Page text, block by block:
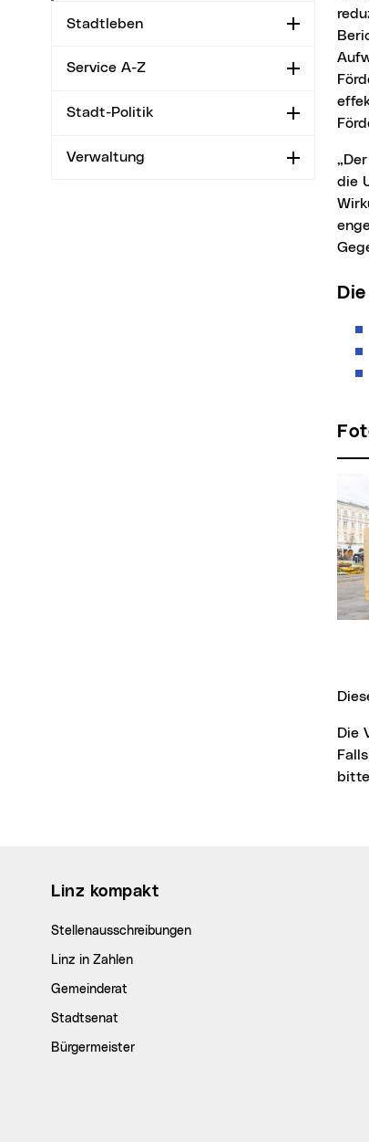
Stadtleben Aufklappen
Service A-Z Aufklappen
Stadt-Politik Aufklappen
Verwaltung Aufklappen
„Der Klimafonds wird zielgerichteter, innovativer und unterstützt in Zukunft noch stärker
die
Die Veröffentlichung der Bilder ist für Medien honorarfrei, jedoch nur mit Fotonachweis.
Linz kompakt
Stellenausschreibungen
Linz in Zahlen
Gemeinderat
Stadtsenat
Bürgermeister